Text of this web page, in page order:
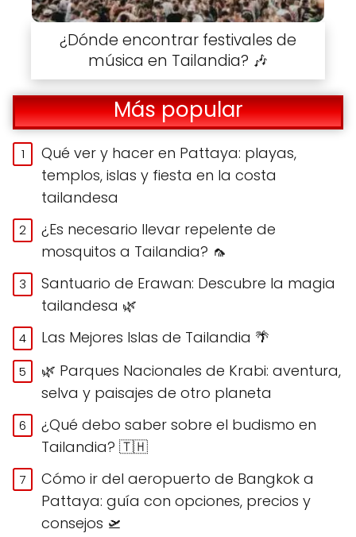
¿Dónde encontrar festivales de
música en Tailandia? 🎶
Más popular
Qué ver y hacer en Pattaya: playas,
templos, islas y fiesta en la costa
tailandesa
¿Es necesario llevar repelente de
mosquitos a Tailandia? 🦟
Santuario de Erawan: Descubre la magia
tailandesa 🌿
Las Mejores Islas de Tailandia 🌴
🌿 Parques Nacionales de Krabi: aventura,
selva y paisajes de otro planeta
¿Qué debo saber sobre el budismo en
Tailandia? 🇹🇭
Cómo ir del aeropuerto de Bangkok a
Pattaya: guía con opciones, precios y
consejos 🛫